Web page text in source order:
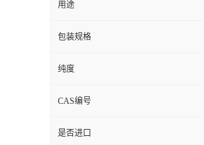
用途
包装规格
纯度
CAS编号
是否进口